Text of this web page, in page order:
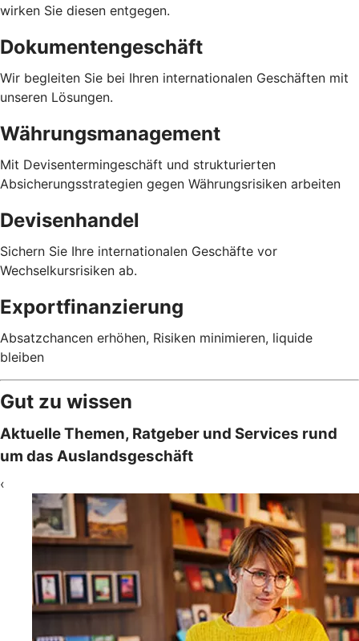
wirken Sie diesen entgegen.
Dokumentengeschäft
Wir begleiten Sie bei Ihren internationalen Geschäften mit
unseren Lösungen.
Währungsmanagement
Mit Devisentermingeschäft und strukturierten
Absicherungsstrategien gegen Währungsrisiken arbeiten
Devisenhandel
Sichern Sie Ihre internationalen Geschäfte vor
Wechselkursrisiken ab.
Exportfinanzierung
Absatzchancen erhöhen, Risiken minimieren, liquide
bleiben
Gut zu wissen
Aktuelle Themen, Ratgeber und Services rund
um das Auslandsgeschäft
‹